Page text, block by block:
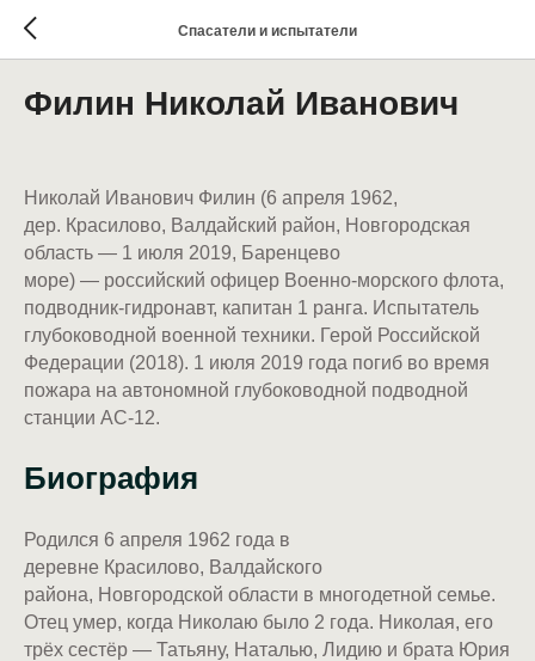
Спасатели и испытатели
Филин Николай Иванович
Николай Иванович Филин (6 апреля 1962,
дер. Красилово, Валдайский район, Новгородская
область — 1 июля 2019, Баренцево
море) — российский офицер Военно-морского флота,
подводник-гидронавт, капитан 1 ранга. Испытатель
глубоководной военной техники. Герой Российской
Федерации‎ (2018). 1 июля 2019 года погиб во время
пожара на автономной глубоководной подводной
станции АС-12.
Биография
Родился 6 апреля 1962 года в
деревне Красилово, Валдайского
района, Новгородской области в многодетной семье.
Отец умер, когда Николаю было 2 года. Николая, его
трёх сестёр — Татьяну, Наталью, Лидию и брата Юрия